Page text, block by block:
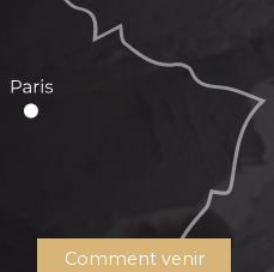
Comment venir